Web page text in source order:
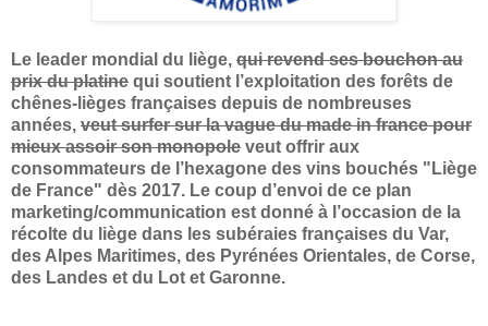
Le leader mondial du liège, qui revend ses bouchon au
prix du platine qui soutient l’exploitation des forêts de
chênes-lièges françaises depuis de nombreuses
années, veut surfer sur la vague du made in france pour
mieux assoir son monopole veut offrir aux
consommateurs de l’hexagone des vins bouchés "Liège
de France" dès 2017. Le coup d’envoi de ce plan
marketing/communication est donné à l’occasion de la
récolte du liège dans les subéraies françaises du Var,
des Alpes Maritimes, des Pyrénées Orientales, de Corse,
des Landes et du Lot et Garonne.